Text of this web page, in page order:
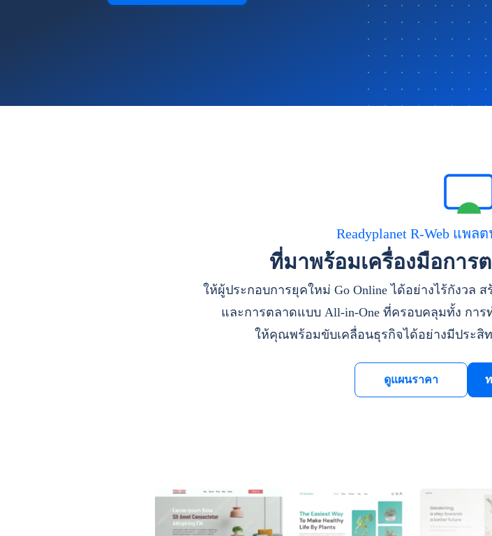
Readyplanet R-Web แพล
ที่มาพร้อมเครื่องมือการ
ให้ผู้ประกอบการยุคใหม่ Go Online ได้อย่างไร้กังวล
และการตลาดแบบ All-in-One ที่ครอบคลุมทั้ง กา
ให้คุณพร้อมขับเคลื่อนธุรกิจได้อย่างมีประสิ
ดูแผนราคา